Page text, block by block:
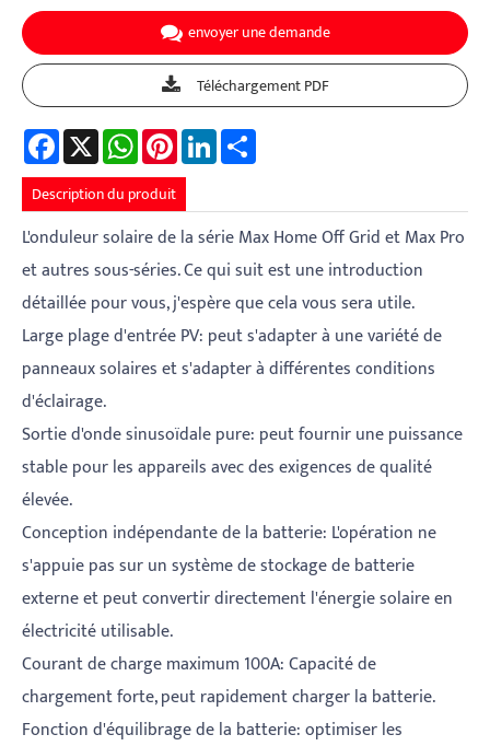
envoyer une demande
Téléchargement PDF
Facebook
X WhatsAppPinterestLinkedIn
Description du produit
L'onduleur solaire de la série Max Home Off Grid et Max Pro
et autres sous-séries. Ce qui suit est une introduction
détaillée pour vous, j'espère que cela vous sera utile.
Large plage d'entrée PV: peut s'adapter à une variété de
panneaux solaires et s'adapter à différentes conditions
d'éclairage.
Sortie d'onde sinusoïdale pure: peut fournir une puissance
stable pour les appareils avec des exigences de qualité
élevée.
Conception indépendante de la batterie: L'opération ne
s'appuie pas sur un système de stockage de batterie
externe et peut convertir directement l'énergie solaire en
électricité utilisable.
Courant de charge maximum 100A: Capacité de
chargement forte, peut rapidement charger la batterie.
Fonction d'équilibrage de la batterie: optimiser les